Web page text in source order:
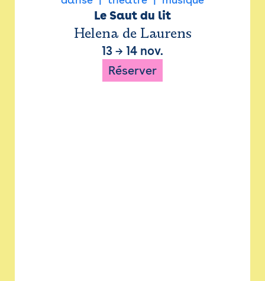
Le Saut du lit
Helena de Laurens
13 → 14 nov.
Réserver